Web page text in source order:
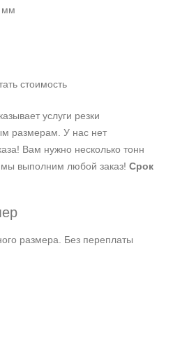
мм
стоимость
услуги резки
размерам. У нас нет
Вам нужно несколько тонн
мы выполним любой заказ! Срок
размера. Без переплаты